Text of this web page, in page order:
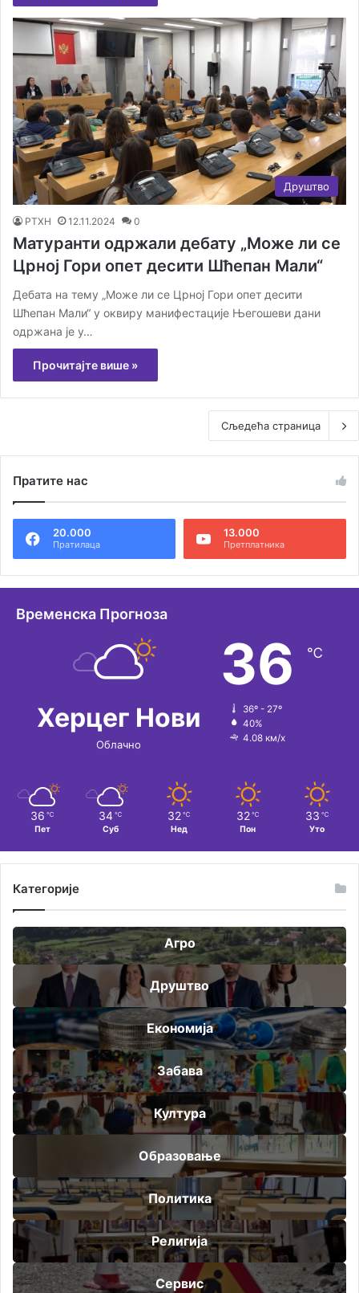
Друштво
РТХН 12.11.2024 0
Матуранти одржали дебату „Може ли се
Црној Гори опет десити Шћепан Мали“
Дебата на тему „Може ли се Црној Гори опет десити
Шћепан Мали“ у оквиру манифестације Његошеви дани
одржана је у…
Прочитајте више »
Сљедећа страница
Пратите нас
20.000
Пратилаца
13.000
Претплатника
Временска Прогноза
Херцег Нови
Облачно
36 ℃
36º - 27º
40%
4.08 км/х
36 ℃
Пет
34 ℃
Суб
32 ℃
Нед
32 ℃
Пон
33 ℃
Уто
Категорије
Агро
Друштво
Економија
Забава
Култура
Образовање
Политика
Религија
Сервис